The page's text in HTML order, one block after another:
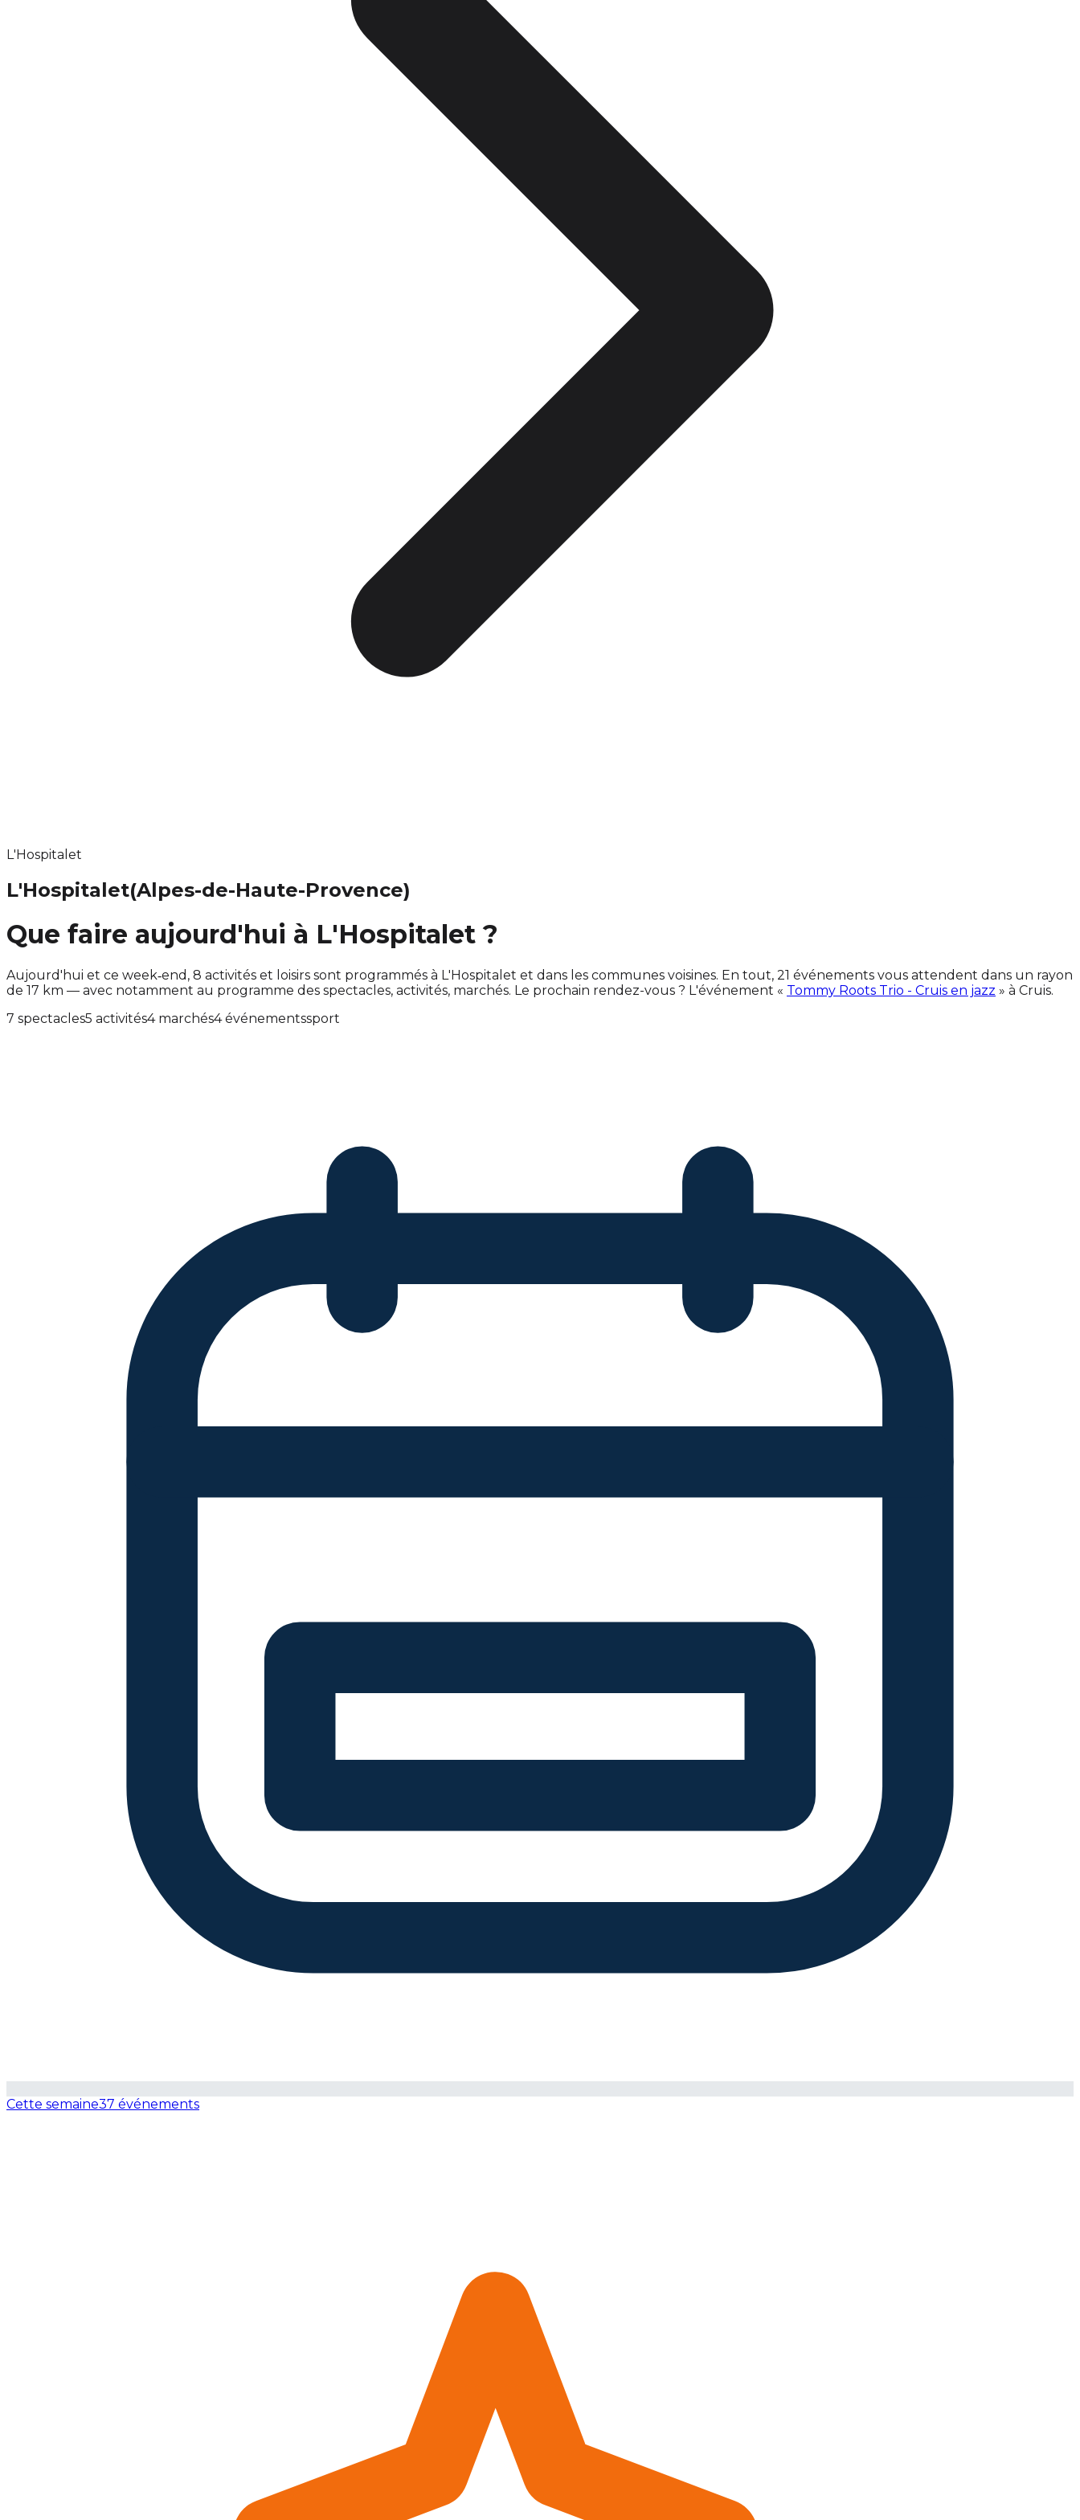
L'Hospitalet
L'Hospitalet(Alpes-de-Haute-Provence)
Que faire aujourd'hui à L'Hospitalet ?
Aujourd'hui et ce week‑end, 8 activités et loisirs sont programmés à L'Hospitalet et dans les communes voisines. En tout, 21 événements vous attendent dans un rayon
de 17 km — avec notamment au programme des spectacles, activités, marchés. Le prochain rendez-vous ? L'événement « Tommy Roots Trio - Cruis en jazz » à Cruis.
7 spectacles5 activités4 marchés4 événementssport
Cette semaine37 événements